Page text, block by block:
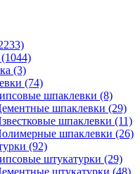
(3)
(74)
шпаклевки (8)
шпаклевки (29)
шпаклевки (11)
шпаклевки (26)
(92)
штукатурки (29)
штукатурки (48)